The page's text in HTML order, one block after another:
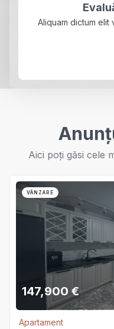
Aliquam dictum elit
Aici poți găsi cele
VÂNZARE
147,900 €
Apartament